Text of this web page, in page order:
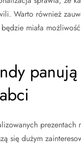
Warto również
miała
się dużym